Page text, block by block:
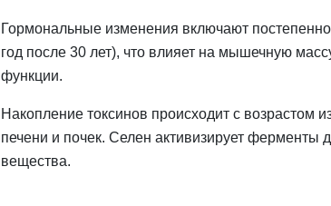
Гормональные изменения включают
год после 30 лет), что влияет на мышечную
функции.
Накопление токсинов происходит с возрастом
печени и почек. Селен активизирует ферменты
вещества.